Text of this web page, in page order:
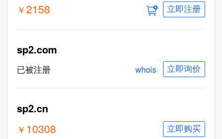
￥ 2158 立即注册
sp2.com
已被注册 whois 立即询价
sp2.cn
￥ 10308 立即购买